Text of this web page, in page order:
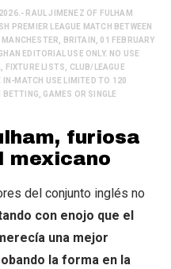
RAUL JIMENEZ OF FULHAM
PREMIER LEAGUE MATCH BETWEEN
BRITAIN, 01 FEBRUARY
EDITORIAL USE ONLY. NO USE
FIXTURE LISTS, CLUB/LEAGUE
IN-MATCH USE LIMITED TO 120
BETTING, GAMES OR SINGLE
furiosa
mexicano
del conjunto inglés no
con enojo que el
una mejor
la forma en la